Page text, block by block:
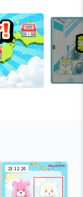
23.12.20